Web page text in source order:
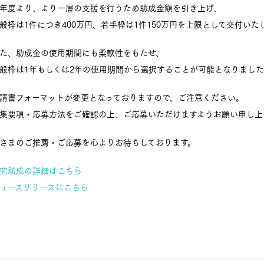
度より、より一層の支援を行うため助成金額を引き上げ、
枠は1件につき400万円、若手枠は1件150万円を上限として交付いた
、助成金の使用期間にも柔軟性をもたせ、
枠は1年もしくは2年の使用期間から選択することが可能となりまし
書フォーマットが変更となっておりますので、ご注意ください。
要項・応募方法をご確認の上、ご応募いただけますようお願い申し
まのご推薦・ご応募を心よりお待ちしております。
助成の詳細はこちら
ースリリースはこちら